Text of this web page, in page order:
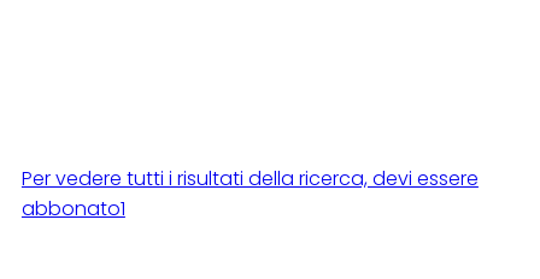
Per vedere tutti i risultati della ricerca, devi essere
abbonato1